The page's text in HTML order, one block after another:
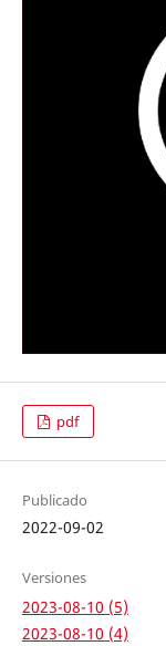
pdf
Publicado
2022-09-02
Versiones
2023-08-10 (5)
2023-08-10 (4)